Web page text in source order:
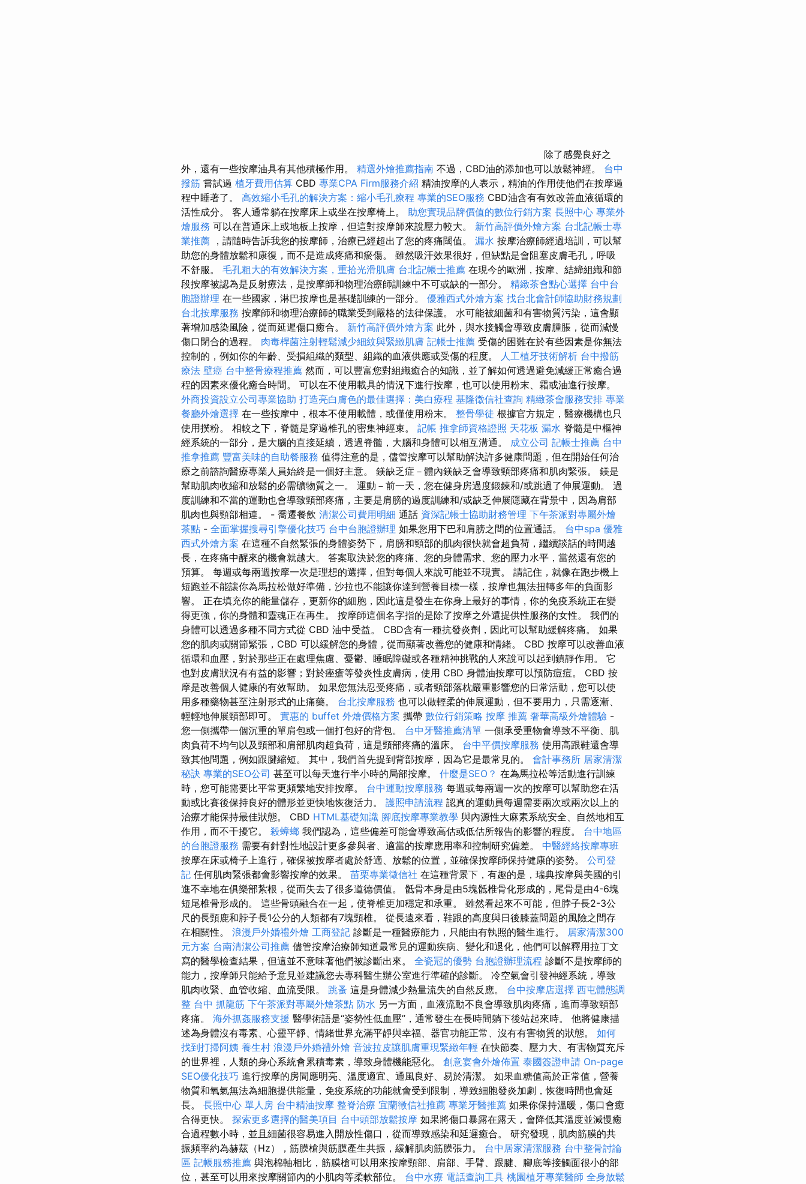
除了感覺良好之
外，還有一些按摩油具有其他積極作用。 精選外燴推薦指南 不過，CBD油的添加也可以放鬆神經。 台中
撥筋 嘗試過 植牙費用估算 CBD 專業CPA Firm服務介紹 精油按摩的人表示，精油的作用使他們在按摩過
程中睡著了。 高效縮小毛孔的解決方案：縮小毛孔療程 專業的SEO服務 CBD油含有有效改善血液循環的
活性成分。 客人通常躺在按摩床上或坐在按摩椅上。 助您實現品牌價值的數位行銷方案 長照中心 專業外
燴服務 可以在普通床上或地板上按摩，但這對按摩師來說壓力較大。 新竹高評價外燴方案 台北記帳士專
業推薦 ，請隨時告訴我您的按摩師，治療已經超出了您的疼痛閾值。 漏水 按摩治療師經過培訓，可以幫
助您的身體放鬆和康復，而不是造成疼痛和瘀傷。 雖然吸汗效果很好，但缺點是會阻塞皮膚毛孔，呼吸
不舒服。 毛孔粗大的有效解決方案，重拾光滑肌膚 台北記帳士推薦 在現今的歐洲，按摩、結締組織和節
段按摩被認為是反射療法，是按摩師和物理治療師訓練中不可或缺的一部分。 精緻茶會點心選擇 台中台
胞證辦理 在一些國家，淋巴按摩也是基礎訓練的一部分。 優雅西式外燴方案 找台北會計師協助財務規劃
台北按摩服務 按摩師和物理治療師的職業受到嚴格的法律保護。 水可能被細菌和有害物質污染，這會顯
著增加感染風險，從而延遲傷口癒合。 新竹高評價外燴方案 此外，與水接觸會導致皮膚腫脹，從而減慢
傷口閉合的過程。 肉毒桿菌注射輕鬆減少細紋與緊緻肌膚 記帳士推薦 受傷的困難在於有些因素是你無法
控制的，例如你的年齡、受損組織的類型、組織的血液供應或受傷的程度。
人工植牙技術解析 台中撥筋
療法 壁癌 台中整骨療程推薦 然而，可以豐富您對組織癒合的知識，並了解如何透過避免減緩正常癒合過
程的因素來優化癒合時間。 可以在不使用載具的情況下進行按摩，也可以使用粉末、霜或油進行按摩。
外商投資設立公司專業協助 打造亮白膚色的最佳選擇：美白療程 基隆徵信社查詢 精緻茶會服務安排 專業
餐廳外燴選擇 在一些按摩中，根本不使用載體，或僅使用粉末。 整骨學徒 根據官方規定，醫療機構也只
使用撲粉。 相較之下，脊髓是穿過椎孔的密集神經束。 記帳 推拿師資格證照 天花板 漏水 脊髓是中樞神
經系統的一部分，是大腦的直接延續，透過脊髓，大腦和身體可以相互溝通。 成立公司 記帳士推薦 台中
推拿推薦 豐富美味的自助餐服務 值得注意的是，儘管按摩可以幫助解決許多健康問題，但在開始任何治
療之前諮詢醫療專業人員始終是一個好主意。 鎂缺乏症－體內鎂缺乏會導致頸部疼痛和肌肉緊張。 鎂是
幫助肌肉收縮和放鬆的必需礦物質之一。 運動－前一天，您在健身房過度鍛鍊和/或跳過了伸展運動。 過
度訓練和不當的運動也會導致頸部疼痛，主要是肩膀的過度訓練和/或缺乏伸展隱藏在背景中，因為肩部
肌肉也與頸部相連。 - 喬遷餐飲 清潔公司費用明細 通話 資深記帳士協助財務管理 下午茶派對專屬外燴
茶點 - 全面掌握搜尋引擎優化技巧 台中台胞證辦理 如果您用下巴和肩膀之間的位置通話。 台中spa 優雅
西式外燴方案 在這種不自然緊張的身體姿勢下，肩膀和頸部的肌肉很快就會超負荷，繼續談話的時間越
長，在疼痛中醒來的機會就越大。 答案取決於您的疼痛、您的身體需求、您的壓力水平，當然還有您的
預算。 每週或每兩週按摩一次是理想的選擇，但對每個人來說可能並不現實。 請記住，就像在跑步機上
短跑並不能讓你為馬拉松做好準備，沙拉也不能讓你達到營養目標一樣，按摩也無法扭轉多年的負面影
響。 正在填充你的能量儲存，更新你的細胞，因此這是發生在你身上最好的事情，你的免疫系統正在變
得更強，你的身體和靈魂正在再生。 按摩師這個名字指的是除了按摩之外還提供性服務的女性。 我們的
身體可以透過多種不同方式從 CBD 油中受益。 CBD含有一種抗發炎劑，因此可以幫助緩解疼痛。 如果
您的肌肉或關節緊張，CBD 可以緩解您的身體，從而顯著改善您的健康和情緒。 CBD 按摩可以改善血液
循環和血壓，對於那些正在處理焦慮、憂鬱、睡眠障礙或各種精神挑戰的人來說可以起到鎮靜作用。 它
也對皮膚狀況有有益的影響；對於痤瘡等發炎性皮膚病，使用 CBD 身體油按摩可以預防痘痘。 CBD 按
摩是改善個人健康的有效幫助。 如果您無法忍受疼痛，或者頸部落枕嚴重影響您的日常活動，您可以使
用多種藥物甚至注射形式的止痛藥。 台北按摩服務 也可以做輕柔的伸展運動，但不要用力，只需逐漸、
輕輕地伸展頸部即可。 實惠的 buffet 外燴價格方案 攜帶 數位行銷策略 按摩 推薦 奢華高級外燴體驗 -
您一側攜帶一個沉重的單肩包或一個打包好的背包。 台中牙醫推薦清單 一側承受重物會導致不平衡、肌
肉負荷不均勻以及頸部和肩部肌肉超負荷，這是頸部疼痛的溫床。 台中平價按摩服務 使用高跟鞋還會導
致其他問題，例如跟腱縮短。 其中，我們首先提到背部按摩，因為它是最常見的。 會計事務所 居家清潔
秘訣 專業的SEO公司 甚至可以每天進行半小時的局部按摩。 什麼是SEO？ 在為馬拉松等活動進行訓練
時，您可能需要比平常更頻繁地安排按摩。 台中運動按摩服務 每週或每兩週一次的按摩可以幫助您在活
動或比賽後保持良好的體形並更快地恢復活力。 護照申請流程 認真的運動員每週需要兩次或兩次以上的
治療才能保持最佳狀態。 CBD HTML基礎知識 腳底按摩專業教學 與內源性大麻素系統安全、自然地相互
作用，而不干擾它。 殺蟑螂 我們認為，這些偏差可能會導致高估或低估所報告的影響的程度。 台中地區
的台胞證服務 需要有針對性地設計更多參與者、適當的按摩應用率和控制研究偏差。 中醫經絡按摩專班
按摩在床或椅子上進行，確保被按摩者處於舒適、放鬆的位置，並確保按摩師保持健康的姿勢。 公司登
記 任何肌肉緊張都會影響按摩的效果。 苗栗專業徵信社 在這種背景下，有趣的是，瑞典按摩與美國的引
進不幸地在俱樂部紮根，從而失去了很多道德價值。 骶骨本身是由5塊骶椎骨化形成的，尾骨是由4-6塊
短尾椎骨形成的。 這些骨頭融合在一起，使脊椎更加穩定和承重。 雖然看起來不可能，但脖子長2-3公
尺的長頸鹿和脖子長1公分的人類都有7塊頸椎。 從長遠來看，鞋跟的高度與日後膝蓋問題的風險之間存
在相關性。 浪漫戶外婚禮外燴 工商登記 診斷是一種醫療能力，只能由有執照的醫生進行。 居家清潔300
元方案 台南清潔公司推薦 儘管按摩治療師知道最常見的運動疾病、變化和退化，他們可以解釋用拉丁文
寫的醫學檢查結果，但這並不意味著他們被診斷出來。 全瓷冠的優勢 台胞證辦理流程 診斷不是按摩師的
能力，按摩師只能給予意見並建議您去專科醫生辦公室進行準確的診斷。 冷空氣會引發神經系統，導致
肌肉收緊、血管收縮、血流受限。 跳蚤 這是身體減少熱量流失的自然反應。 台中按摩店選擇 西屯體態調
整 台中 抓龍筋 下午茶派對專屬外燴茶點 防水 另一方面，血液流動不良會導致肌肉疼痛，進而導致頸部
疼痛。 海外抓姦服務支援 醫學術語是“姿勢性低血壓”，通常發生在長時間躺下後站起來時。 他將健康描
述為身體沒有毒素、心靈平靜、情緒世界充滿平靜與幸福、器官功能正常、沒有有害物質的狀態。 如何
找到打掃阿姨 養生村 浪漫戶外婚禮外燴 音波拉皮讓肌膚重現緊緻年輕 在快節奏、壓力大、有害物質充斥
的世界裡，人類的身心系統會累積毒素，導致身體機能惡化。 創意宴會外燴佈置 泰國簽證申請 On-page
SEO優化技巧 進行按摩的房間應明亮、溫度適宜、通風良好、易於清潔。 如果血糖值高於正常值，營養
物質和氧氣無法為細胞提供能量，免疫系統的功能就會受到限制，導致細胞發炎加劇，恢復時間也會延
長。 長照中心 單人房 台中精油按摩 整脊治療 宜蘭徵信社推薦 專業牙醫推薦 如果你保持溫暖，傷口會癒
合得更快。 探索更多選擇的醫美項目 台中頭部放鬆按摩 如果將傷口暴露在露天，會降低其溫度並減慢癒
合過程數小時，並且細菌很容易進入開放性傷口，從而導致感染和延遲癒合。 研究發現，肌肉筋膜的共
振頻率約為赫茲（Hz），筋膜槍與筋膜產生共振，緩解肌肉筋膜張力。 台中居家清潔服務 台中整骨討論
區 記帳服務推薦 與泡棉軸相比，筋膜槍可以用來按摩頸部、肩部、手臂、跟腱、腳底等接觸面很小的部
位，甚至可以用來按摩關節內的小肌肉等柔軟部位。 台中水療 電話查詢工具 桃園植牙專業醫師 全身放鬆